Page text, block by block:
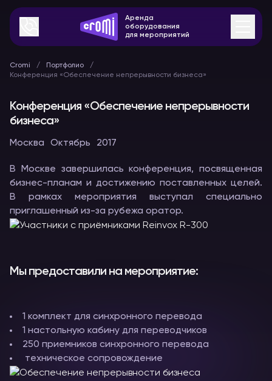
Аренда
оборудования
для мероприятий
Cromi
Портфолио
Конференция «Обеспечение непрерывности бизнеса»
Конференция «Обеспечение непрерывности
бизнеса»
Москва Октябрь 2017
В Москве завершилась конференция, посвященная
бизнес-планам и достижению поставленных целей.
В рамках мероприятия выступал специально
приглашенный из-за рубежа оратор.
Мы предоставили на мероприятие:
1 комплект для синхронного перевода
1 настольную кабину для переводчиков
250 приемников синхронного перевода
техническое сопровождение